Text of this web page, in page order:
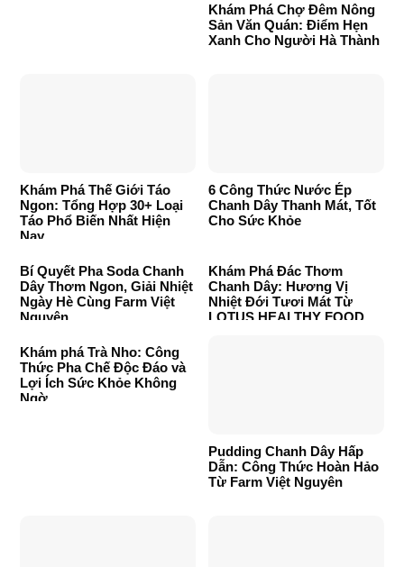
Khám Phá Chợ Đêm Nông
Sản Văn Quán: Điểm Hẹn
Xanh Cho Người Hà Thành
Khám Phá Thế Giới Táo
Ngon: Tổng Hợp 30+ Loại
Táo Phổ Biến Nhất Hiện
Nay
6 Công Thức Nước Ép
Chanh Dây Thanh Mát, Tốt
Cho Sức Khỏe
Bí Quyết Pha Soda Chanh
Dây Thơm Ngon, Giải Nhiệt
Ngày Hè Cùng Farm Việt
Nguyên
Khám Phá Đác Thơm
Chanh Dây: Hương Vị
Nhiệt Đới Tươi Mát Từ
LOTUS HEALTHY FOOD
Khám phá Trà Nho: Công
Thức Pha Chế Độc Đáo và
Lợi Ích Sức Khỏe Không
Ngờ
Pudding Chanh Dây Hấp
Dẫn: Công Thức Hoàn Hảo
Từ Farm Việt Nguyên